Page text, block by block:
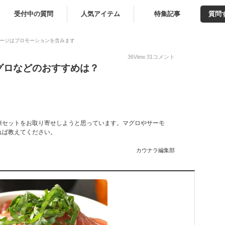
受付中の質問 人気アイテム 特集記事 質問
ジはプロモーションを含みます
36View 31 コメント
などのおすすめは？
ットをお取り寄せしようと思っています。マグロやサーモ
教えてください。
カウナラ編集部